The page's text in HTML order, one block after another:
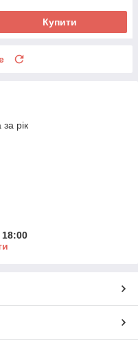
Купити
рік